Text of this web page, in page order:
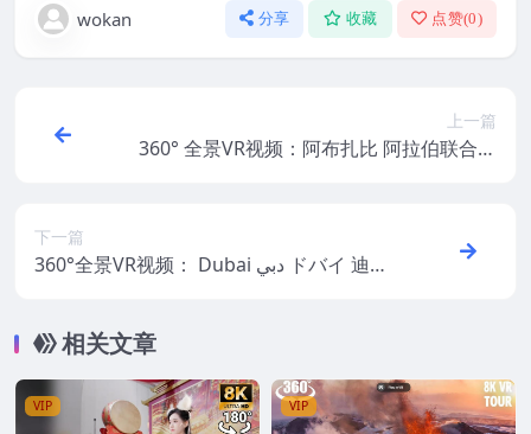
wokan 分享 收藏 点赞(0)
上一篇
360° 全景VR视频：阿布扎比 阿拉伯联合酋
下一篇
360°全景VR视频： Dubai دبي ドバイ 迪拜
相关文章
VIP VIP